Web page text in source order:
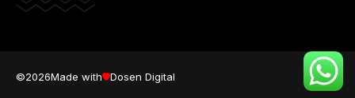
©2026Made with Dosen Digital